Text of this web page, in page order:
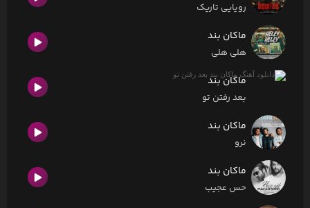
رویایی تاریک
ماکان بند
هلی هلی
ماکان بند
بعد رفتن تو
ماکان بند
نرو
ماکان بند
حس عجیب